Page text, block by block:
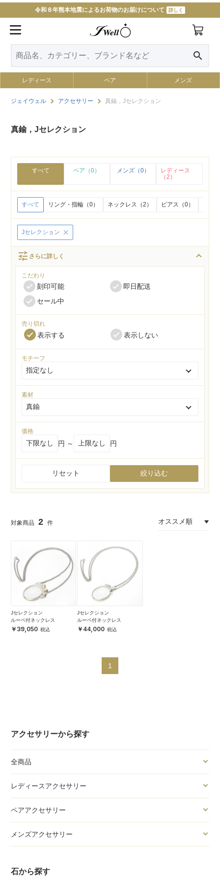
令和８年熊本地震によるお荷物のお届けについて 詳しく
search
レディース ペア メンズ
ジェイウェル アクセサリー 真鍮，Jセレクション
アクセサリーから探す
全商品
レディースアクセサリー
ペアアクセサリー
メンズアクセサリー
石から探す
真鍮，Jセレクション
すべて ペア（0） メンズ（0）
レディース
（2）
すべて リング・指輪（0） ネックレス（2） ピアス（0）
Jセレクション
tune さらに詳しく
こだわり
刻印可能
即日配送
セール中
売り切れ
表示する 表示しない
モチーフ
素材
価格
円 ～ 円
リセット 絞り込む
2
Jセレクション
ルーペ付ネックレス
39,050
Jセレクション
ルーペ付ネックレス
44,000
1